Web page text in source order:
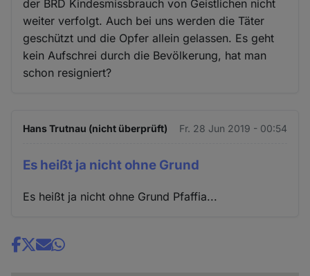
der BRD Kindesmissbrauch von Geistlichen nicht
weiter verfolgt. Auch bei uns werden die Täter
geschützt und die Opfer allein gelassen. Es geht
kein Aufschrei durch die Bevölkerung, hat man
schon resigniert?
Hans Trutnau (nicht überprüft) Fr. 28 Jun 2019 - 00:54
Es heißt ja nicht ohne Grund
Es heißt ja nicht ohne Grund Pfaffia...
Share